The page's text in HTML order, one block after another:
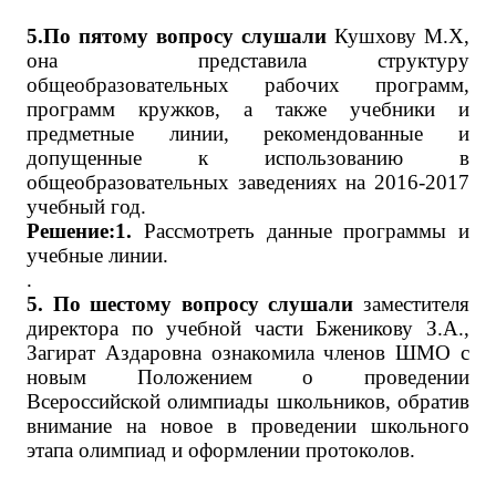
5.По пятому вопросу слушали Кушхову М.Х,
она представила структуру
общеобразовательных рабочих программ,
программ кружков, а также учебники и
предметные линии, рекомендованные и
допущенные к использованию в
общеобразовательных заведениях на 2016-2017
учебный год.
Решение:1. Рассмотреть данные программы и
учебные линии.
.
5. По шестому вопросу слушали заместителя
директора по учебной части Бженикову З.А.,
Загират Аздаровна ознакомила членов ШМО с
новым Положением о проведении
Всероссийской олимпиады школьников, обратив
внимание на новое в проведении школьного
этапа олимпиад и оформлении протоколов.